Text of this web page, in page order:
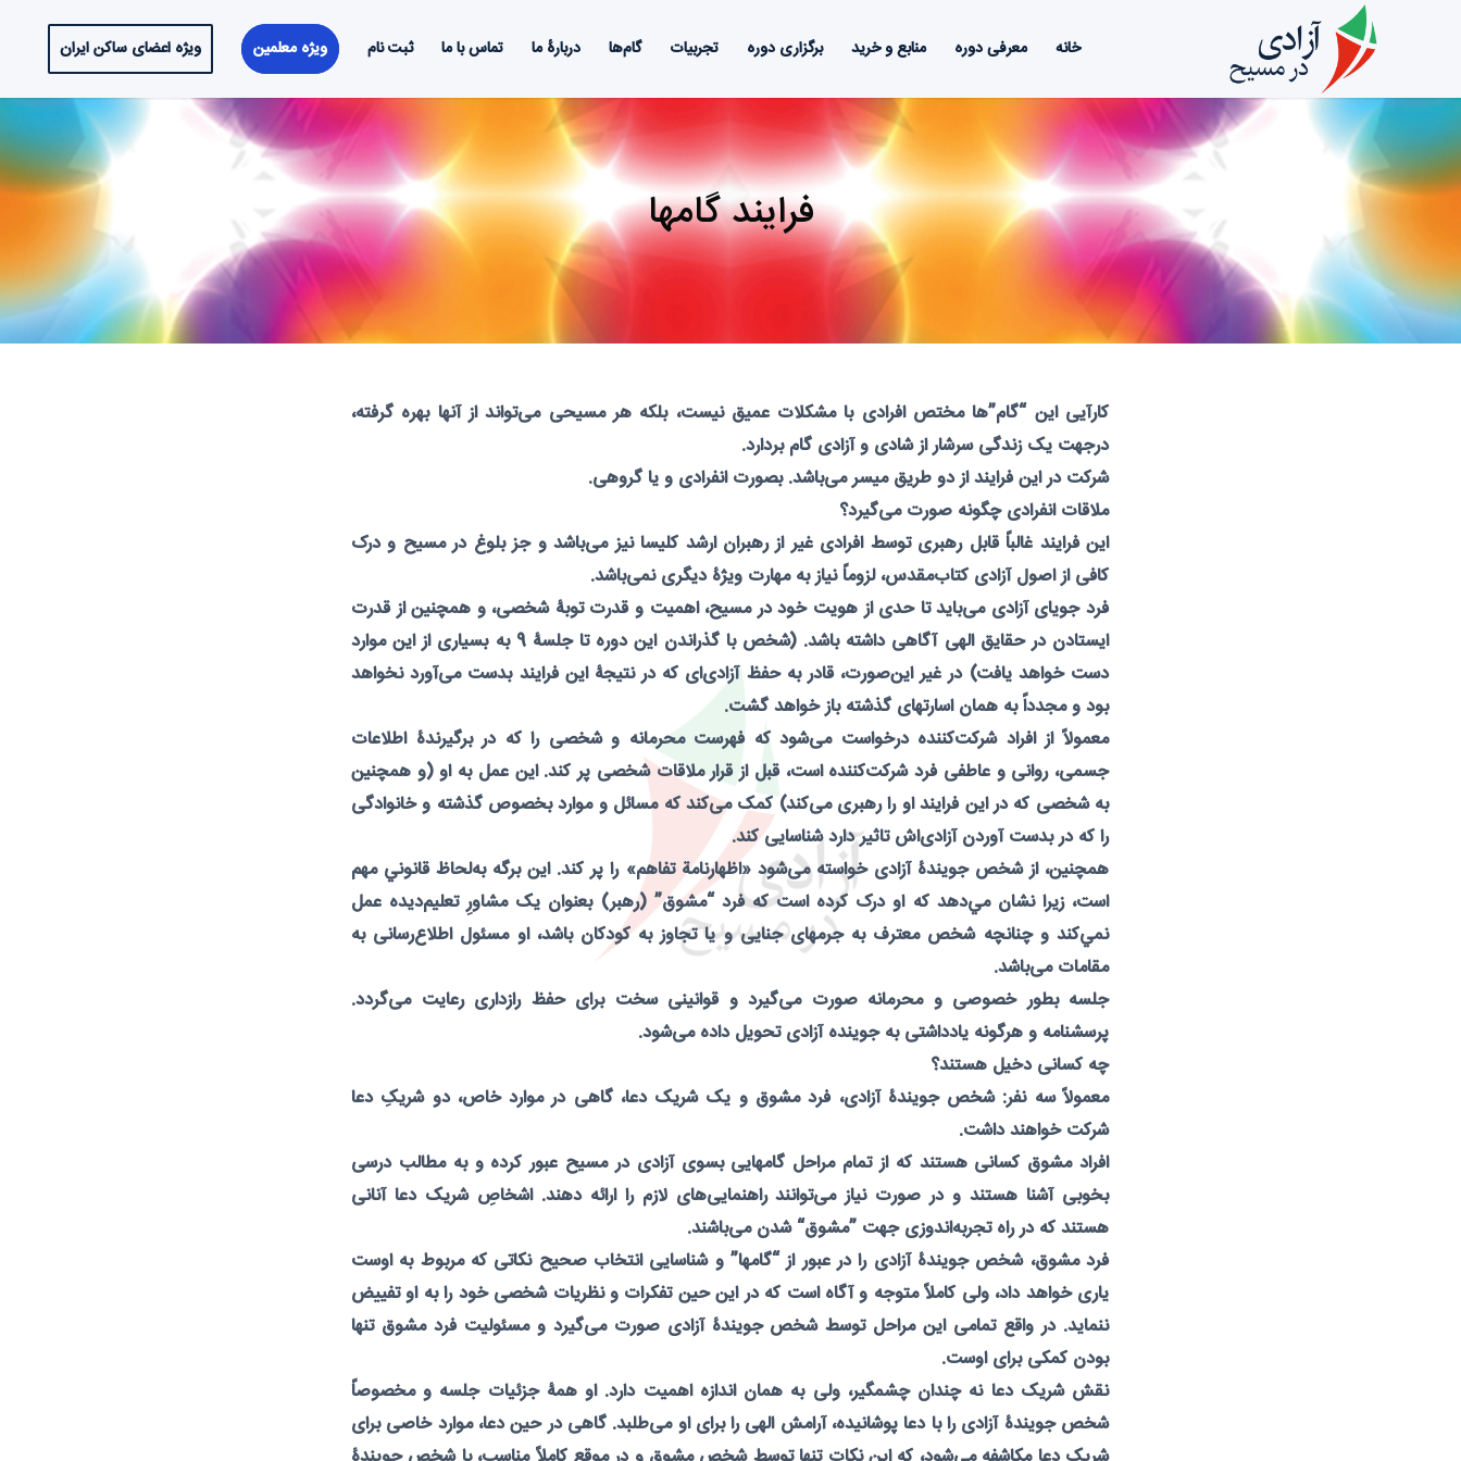
خانه معرفی دوره منابع و خرید برگزاری دوره تجربیات گام‌ها دربارۀ ما تماس با ما ثبت نام ویژه معلمین ویژه اعضای ساکن ایران
فرایند گامها
کارآیی این “گام”ها مختص افرادی با مشکلات عمیق نیست، بلکه هر مسیحی می‌تواند از آنها بهره گرفته،
درجهت یک زندگی سرشار از شادی و آزادی گام بر‌دارد.
شرکت در این فرایند از دو طریق میسر می‌باشد. بصورت انفرادی و یا گروهی.
ملاقات انفرادی چگونه صورت می‌گیرد؟
این فرایند غالباً قابل رهبری توسط افرادی غیر از رهبران ارشد کلیسا نیز می‌باشد و جز بلوغ در مسیح و درک
کافی از اصول آزادی کتاب‌مقدس، لزوماً نیاز به مهارت ویژۀ دیگری نمی‌باشد.
فرد جویای آزادی می‌باید تا حدی از هویت خود در مسیح، اهمیت و قدرت توبۀ شخصی، و همچنین از قدرت
ایستادن در حقایق الهی آگاهی داشته باشد. (شخص با گذراندن این دوره تا جلسۀ 9 به بسیاری از این موارد
دست خواهد یافت) در غیر این‌صورت، قادر به حفظ آزادی‌ای که در نتیجۀ این فرایند بدست می‌آورد نخواهد
بود و مجدداً به همان اسارتهای گذشته باز خواهد گشت.
معمولاً از افراد شرکت‌کننده درخواست می‌شود که فهرست محرمانه و شخصی را که در برگیرندۀ اطلاعات
جسمی، روانی و عاطفی فرد شرکت‌کننده است، قبل از قرار ملاقات شخصی پر کند. این عمل به او (و همچنین
به شخصی که در این فرایند او را رهبری می‌کند) کمک می‌کند که مسائل و موارد بخصوص گذشته و خانوادگی
را که در بدست آوردن آزادی‌اش تاثیر دارد شناسایی کند.
همچنین، از شخص جویندۀ آزادی خواسته می‌شود «اظهارنامة تفاهم» را پر کند. اين برگه به‌لحاظ قانوني مهم
است، زيرا نشان مي‌دهد که او درک کرده است که فرد “مشوق” (رهبر) بعنوان يک مشاورِ تعليم‌ديده عمل
نمي‌کند و چنانچه شخص معترف به جرمهای جنایی و یا تجاوز به کودکان باشد، او مسئول اطلاع‌رسانی به
مقامات می‌باشد.
جلسه بطور خصوصی و محرمانه صورت می‌گیرد و قوانینی سخت برای حفظ رازداری رعایت می‌گردد.
پرسشنامه و هرگونه یادداشتی به جوینده آزادی تحویل داده می‌شود.
چه کسانی دخیل هستند؟
معمولاً سه نفر: شخص جویندۀ آزادی، فرد مشوق و يک شريک دعا، گاهی در موارد خاص، دو شریکِ دعا
شرکت خواهند داشت.
افراد مشوق کسانی هستند که از تمام مراحل گامهایی بسوی آزادی در مسیح عبور کرده و به مطالب درسی
بخوبی آشنا هستند و در صورت نیاز می‌توانند راهنمایی‌های لازم را ارائه دهند. اشخاصِ شریک دعا آنانی
هستند که در راه تجربه‌اندوزی جهت ”مشوق“ شدن می‌باشند.
فرد مشوق، شخص جویندۀ آزادی را در عبور از “گامها” و شناسایی انتخاب صحیح نکاتی که مربوط به اوست
یاری خواهد داد، ولی کاملاً متوجه و آگاه است که در این حین تفکرات و نظریات شخصی خود را به او تفییض
ننماید. در واقع تمامی این مراحل توسط شخص جویندۀ آزادی صورت می‌گیرد و مسئولیت فرد مشوق تنها
بودن کمکی برای اوست.
نقش شریک دعا نه چندان چشمگیر، ولی به همان اندازه اهمیت دارد. او همۀ جزئیات جلسه و مخصوصاً
شخص جویندۀ آزادی را با دعا پوشانیده، آرامش الهی را برای او می‌طلبد. گاهی در حین دعا، موارد خاصی برای